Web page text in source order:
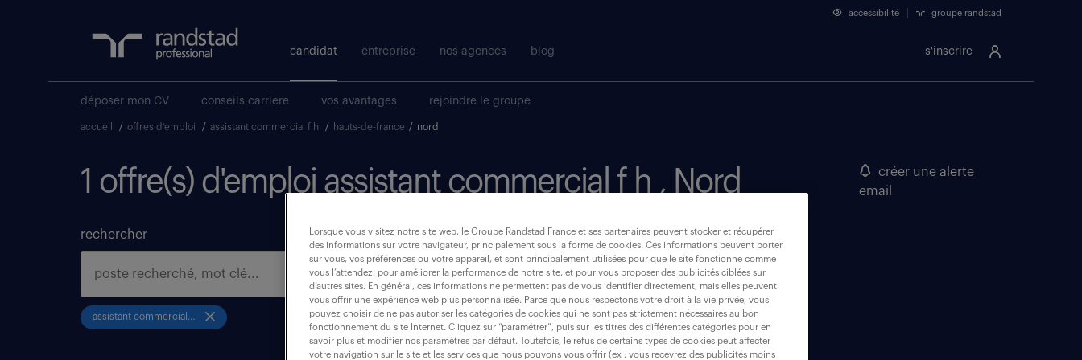
s'inscrire
accessibilité groupe randstad
candidat entreprise nos agences blog
déposer mon CV conseils carriere vos avantages rejoindre le groupe
accueil / offres d'emploi / assistant commercial f h / hauts-de-france / nord
1 offre(s) d'emploi assistant commercial f h , Nord
créer une alerte
email
rechercher
assistant commercial f h
où ?
nord (59)
intérim(1)
Lorsque vous visitez notre site web, le Groupe Randstad France et ses partenaires peuvent stocker et récupérer
des informations sur votre navigateur, principalement sous la forme de cookies. Ces informations peuvent porter
sur vous, vos préférences ou votre appareil, et sont principalement utilisées pour que le site fonctionne comme
vous l’attendez, pour améliorer la performance de notre site, et pour vous proposer des publicités ciblées sur
d’autres sites. En général, ces informations ne permettent pas de vous identifier directement, mais elles peuvent
vous offrir une expérience web plus personnalisée. Parce que nous respectons votre droit à la vie privée, vous
pouvez choisir de ne pas autoriser les catégories de cookies qui ne sont pas strictement nécessaires au bon
fonctionnement du site Internet. Cliquez sur “paramétrer”, puis sur les titres des différentes catégories pour en
savoir plus et modifier nos paramètres par défaut. Toutefois, le refus de certains types de cookies peut affecter
votre navigation sur le site et les services que nous pouvons vous offrir (ex : vous recevrez des publicités moins